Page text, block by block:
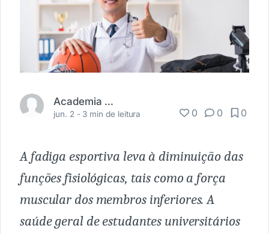
Academia Médica
jun. 2 - 3 min de leitura 0 0 0
A fadiga esportiva leva à diminuição das
funções fisiológicas, tais como a força
muscular dos membros inferiores. A
saúde geral de estudantes universitários